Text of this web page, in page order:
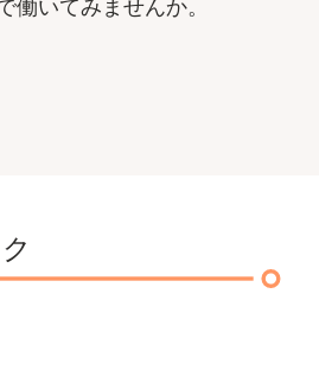
働いてみませんか。